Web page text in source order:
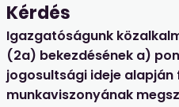
Kérdés
Igazgatóságunk
(2a) bekezdésének a)
jogosultsági ideje
munkaviszonyának